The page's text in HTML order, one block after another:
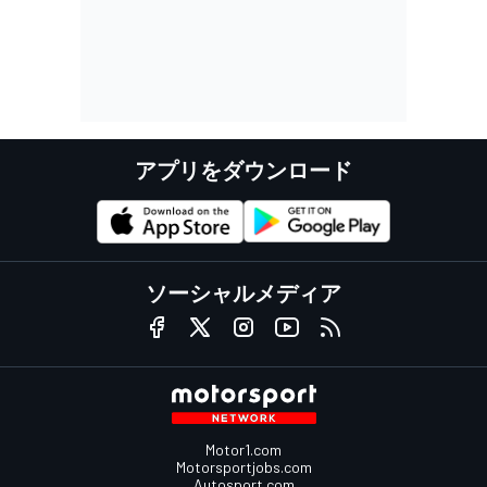
アプリをダウンロード
ソーシャルメディア
Motor1.com
Motorsportjobs.com